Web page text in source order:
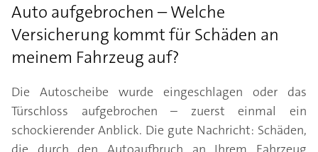
Auto aufgebrochen – Welche
Versicherung kommt für Schäden an
meinem Fahrzeug auf?
Die Autoscheibe wurde eingeschlagen oder das
Türschloss aufgebrochen – zuerst einmal ein
schockierender Anblick. Die gute Nachricht: Schäden,